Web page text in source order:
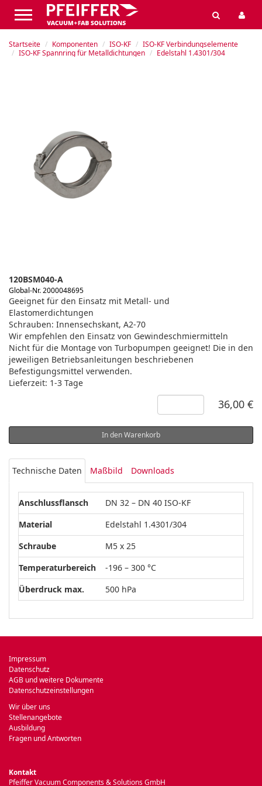
Startseite Komponenten ISO-KF
ISO-KF Verbindungselemente
ISO-KF Spannring für Metalldichtungen
Edelstahl 1.4301/304
120BSM040-A
Global-Nr. 2000048695
Geeignet für den Einsatz mit Metall- und
Elastomerdichtungen
Schrauben: Innensechskant, A2-70
Wir empfehlen den Einsatz von Gewindeschmiermitteln
Nicht für die Montage von Turbopumpen geeignet! Die in den
jeweiligen Betriebsanleitungen beschriebenen
Befestigungsmittel verwenden.
Lieferzeit: 1-3 Tage
36,00 €
In den Warenkorb
Technische Daten Maßbild Downloads
Anschlussflansch
DN 32 – DN 40 ISO-KF
Material
Edelstahl 1.4301/304
Schraube
M5 x 25
Temperaturbereich
-196 – 300 °C
Überdruck max.
500 hPa
Impressum
Datenschutz
AGB und weitere Dokumente
Datenschutzeinstellungen
Wir über uns
Stellenangebote
Ausbildung
Fragen und Antworten
Kontakt
Pfeiffer Vacuum Components & Solutions GmbH